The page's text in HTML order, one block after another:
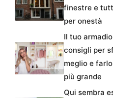
finestre e
per onestà
Il tuo
consigli per
meglio e
più grande
Qui sembra